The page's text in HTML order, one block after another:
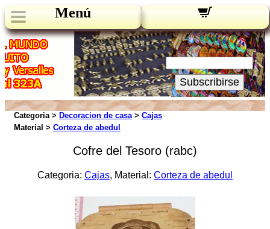
Menú
Novedades:
Su Email:
Subscribirse
Categoria > Decoracion de casa> Cajas
Material > Corteza de abedul
Cofre del Tesoro (rabc)
Categoria: Cajas, Material: Corteza de abedul